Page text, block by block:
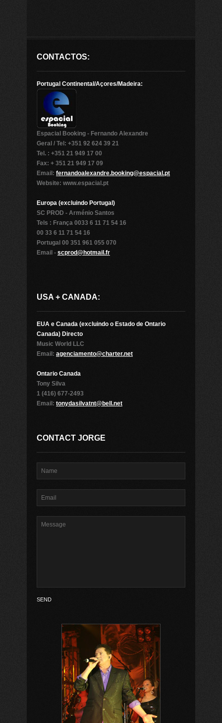
CONTACTOS:
Portugal Continental/Açores/Madeira:
Espacial Booking - Fernando Alexandre
Geral / Tel: +351 92 624 39 21
Tel. : +351 21 949 17 00
Fax: + 351 21 949 17 09
Email: fernandoalexandre.booking@espacial.pt
Website: www.espacial.pt
Europa (excluindo Portugal)
SC PROD - Arménio Santos
Tels : França 0033 6 11 71 54 16
00 33 6 11 71 54 16
Portugal 00 351 961 055 070
Email - scprod@hotmail.fr
USA + CANADA:
EUA e Canada (excluindo o Estado de Ontario
Canada) Directo
Music World LLC
Email: agenciamento@charter.net
Ontario Canada
Tony Silva
1 (416) 677-2493
Email: tonydasilvatnt@bell.net
CONTACT JORGE